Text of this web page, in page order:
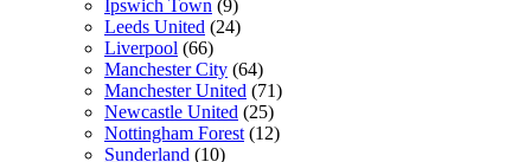
Ipswich Town (9)
Leeds United (24)
Liverpool (66)
Manchester City (64)
Manchester United (71)
Newcastle United (25)
Nottingham Forest (12)
Sunderland (10)